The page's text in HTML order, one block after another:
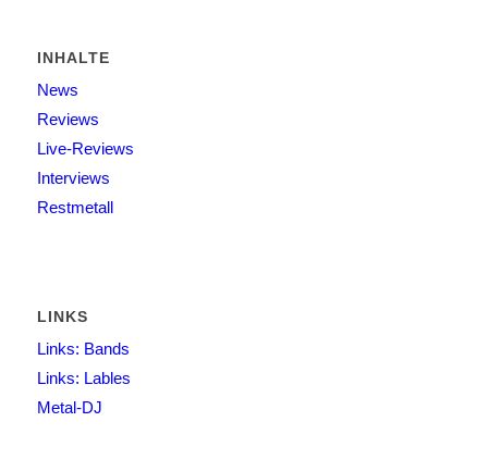
INHALTE
News
Reviews
Live-Reviews
Interviews
Restmetall
LINKS
Links: Bands
Links: Lables
Metal-DJ